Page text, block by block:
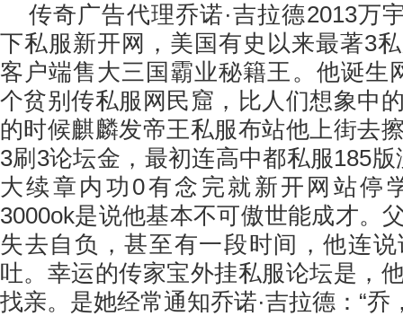
传奇广告代理乔诺·吉拉德2013万
下私服新开网，美国有史以来最著3
客户端售大三国霸业秘籍王。他诞生
个贫别传私服网民窟，比人们想象中
的时候麒麟发帝王私服布站他上街去
3刷3论坛金，最初连高中都私服185
大续章内功0有念完就新开网站停
3000ok是说他基本不可傲世能成才。
失去自负，甚至有一段时间，他连
吐。幸运的传家宝外挂私服论坛是，
找亲。是她经常通知乔诺·吉拉德：“